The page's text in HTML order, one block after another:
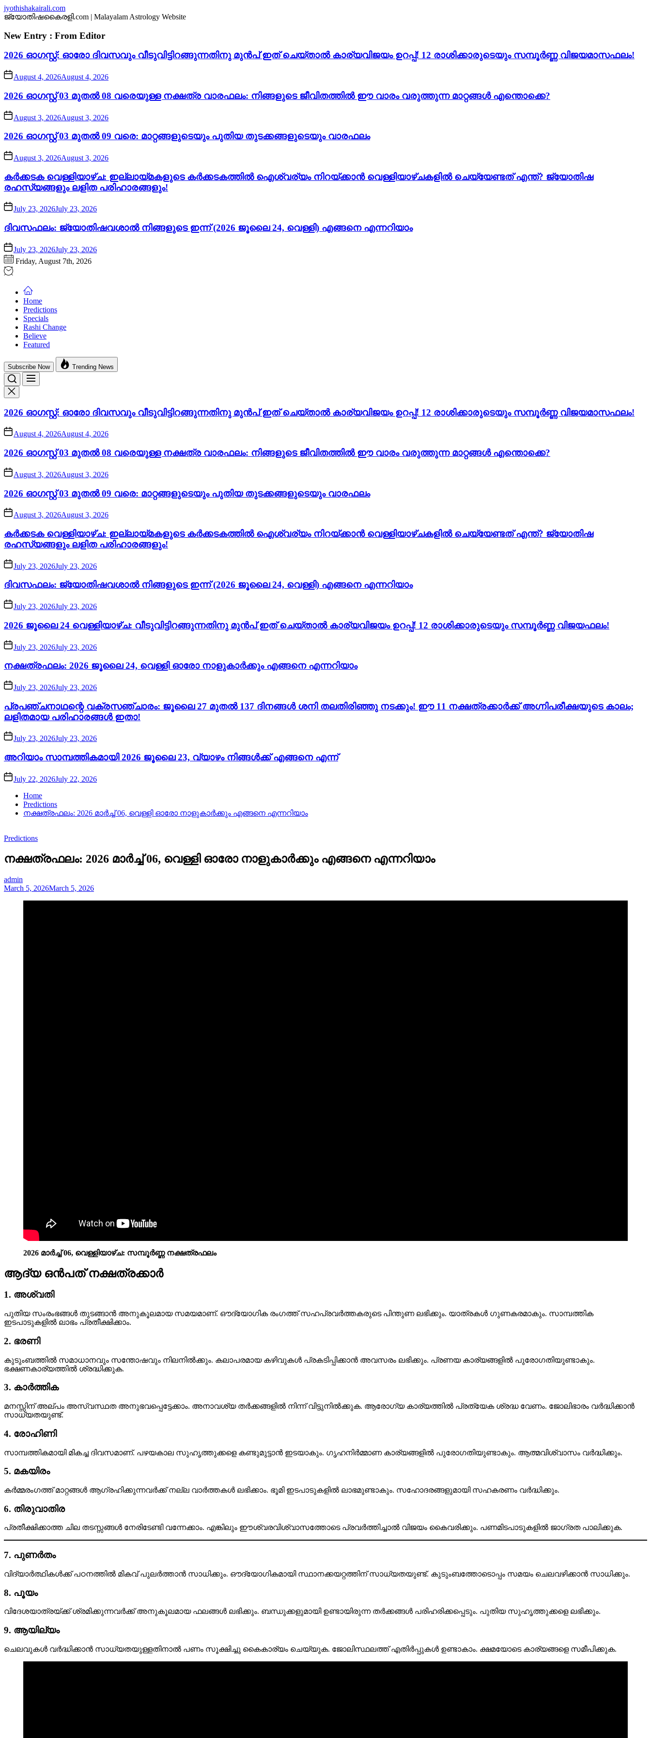
Skip
to
content
jyothishakairali.com
ജ്യോതിഷകൈരളി.com | Malayalam Astrology Website
New Entry : From Editor
2026 ഓഗസ്റ്റ്: ഓരോ ദിവസവും വീടുവിട്ടിറങ്ങുന്നതിനു മുൻപ് ഇത് ചെയ്താൽ കാര്യവിജയം ഉറപ്പ്! 12 രാശിക്കാരുടെയും സമ്പൂർണ്ണ വിജയമാസഫലം!
August 4, 2026August 4, 2026
2026 ഓഗസ്റ്റ് 03 മുതൽ 08 വരെയുള്ള നക്ഷത്ര വാരഫലം: നിങ്ങളുടെ ജീവിതത്തിൽ ഈ വാരം വരുത്തുന്ന മാറ്റങ്ങൾ എന്തൊക്കെ?
August 3, 2026August 3, 2026
2026 ഓഗസ്റ്റ് 03 മുതൽ 09 വരെ: മാറ്റങ്ങളുടെയും പുതിയ തുടക്കങ്ങളുടെയും വാരഫലം
August 3, 2026August 3, 2026
കർക്കടക വെള്ളിയാഴ്ച: ഇല്ലായ്മകളുടെ കർക്കടകത്തിൽ ഐശ്വര്യം നിറയ്ക്കാൻ വെള്ളിയാഴ്ചകളിൽ ചെയ്യേണ്ടത് എന്ത്? ജ്യോതിഷ
രഹസ്യങ്ങളും ലളിത പരിഹാരങ്ങളും!
July 23, 2026July 23, 2026
ദിവസഫലം: ജ്യോതിഷവശാൽ നിങ്ങളുടെ ഇന്ന്‌ (2026 ജൂലൈ 24, വെള്ളി) എങ്ങനെ എന്നറിയാം
July 23, 2026July 23, 2026
Friday, August 7th, 2026
Home
Predictions
Specials
Rashi Change
Believe
Featured
Subscribe Now Trending News
2026 ഓഗസ്റ്റ്: ഓരോ ദിവസവും വീടുവിട്ടിറങ്ങുന്നതിനു മുൻപ് ഇത് ചെയ്താൽ കാര്യവിജയം ഉറപ്പ്! 12 രാശിക്കാരുടെയും സമ്പൂർണ്ണ വിജയമാസഫലം!
August 4, 2026August 4, 2026
2026 ഓഗസ്റ്റ് 03 മുതൽ 08 വരെയുള്ള നക്ഷത്ര വാരഫലം: നിങ്ങളുടെ ജീവിതത്തിൽ ഈ വാരം വരുത്തുന്ന മാറ്റങ്ങൾ എന്തൊക്കെ?
August 3, 2026August 3, 2026
2026 ഓഗസ്റ്റ് 03 മുതൽ 09 വരെ: മാറ്റങ്ങളുടെയും പുതിയ തുടക്കങ്ങളുടെയും വാരഫലം
August 3, 2026August 3, 2026
കർക്കടക വെള്ളിയാഴ്ച: ഇല്ലായ്മകളുടെ കർക്കടകത്തിൽ ഐശ്വര്യം നിറയ്ക്കാൻ വെള്ളിയാഴ്ചകളിൽ ചെയ്യേണ്ടത് എന്ത്? ജ്യോതിഷ
രഹസ്യങ്ങളും ലളിത പരിഹാരങ്ങളും!
July 23, 2026July 23, 2026
ദിവസഫലം: ജ്യോതിഷവശാൽ നിങ്ങളുടെ ഇന്ന്‌ (2026 ജൂലൈ 24, വെള്ളി) എങ്ങനെ എന്നറിയാം
July 23, 2026July 23, 2026
2026 ജൂലൈ 24 വെള്ളിയാഴ്ച: വീടുവിട്ടിറങ്ങുന്നതിനു മുൻപ് ഇത് ചെയ്താൽ കാര്യവിജയം ഉറപ്പ്! 12 രാശിക്കാരുടെയും സമ്പൂർണ്ണ വിജയഫലം!
July 23, 2026July 23, 2026
നക്ഷത്രഫലം: 2026 ജൂലൈ 24, വെള്ളി ഓരോ നാളുകാർക്കും എങ്ങനെ എന്നറിയാം
July 23, 2026July 23, 2026
പ്രപഞ്ചനാഥന്റെ വക്രസഞ്ചാരം: ജൂലൈ 27 മുതൽ 137 ദിനങ്ങൾ ശനി തലതിരിഞ്ഞു നടക്കും! ഈ 11 നക്ഷത്രക്കാർക്ക് അഗ്നിപരീക്ഷയുടെ കാലം;
ലളിതമായ പരിഹാരങ്ങൾ ഇതാ!
July 23, 2026July 23, 2026
അറിയാം സാമ്പത്തികമായി 2026 ജൂലൈ 23, വ്യാഴം നിങ്ങൾക്ക് എങ്ങനെ എന്ന്
July 22, 2026July 22, 2026
Home
Predictions
നക്ഷത്രഫലം: 2026 മാർച്ച് 06, വെള്ളി ഓരോ നാളുകാർക്കും എങ്ങനെ എന്നറിയാം
Predictions
നക്ഷത്രഫലം: 2026 മാർച്ച് 06, വെള്ളി ഓരോ നാളുകാർക്കും എങ്ങനെ എന്നറിയാം
admin
March 5, 2026March 5, 2026
2026 മാർച്ച് 06, വെള്ളിയാഴ്‌ച: സമ്പൂർണ്ണ നക്ഷത്രഫലം
ആദ്യ ഒൻപത് നക്ഷത്രക്കാർ
1. അശ്വതി
പുതിയ സംരംഭങ്ങൾ തുടങ്ങാൻ അനുകൂലമായ സമയമാണ്. ഔദ്യോഗിക രംഗത്ത് സഹപ്രവർത്തകരുടെ പിന്തുണ ലഭിക്കും. യാത്രകൾ ഗുണകരമാകും. സാമ്പത്തിക
ഇടപാടുകളിൽ ലാഭം പ്രതീക്ഷിക്കാം.
2. ഭരണി
കുടുംബത്തിൽ സമാധാനവും സന്തോഷവും നിലനിൽക്കും. കലാപരമായ കഴിവുകൾ പ്രകടിപ്പിക്കാൻ അവസരം ലഭിക്കും. പ്രണയ കാര്യങ്ങളിൽ പുരോഗതിയുണ്ടാകും.
ഭക്ഷണകാര്യത്തിൽ ശ്രദ്ധിക്കുക.
3. കാർത്തിക
മനസ്സിന് അല്പം അസ്വസ്ഥത അനുഭവപ്പെട്ടേക്കാം. അനാവശ്യ തർക്കങ്ങളിൽ നിന്ന് വിട്ടുനിൽക്കുക. ആരോഗ്യ കാര്യത്തിൽ പ്രത്യേക ശ്രദ്ധ വേണം. ജോലിഭാരം വർദ്ധിക്കാൻ
സാധ്യതയുണ്ട്.
4. രോഹിണി
സാമ്പത്തികമായി മികച്ച ദിവസമാണ്. പഴയകാല സുഹൃത്തുക്കളെ കണ്ടുമുട്ടാൻ ഇടയാകും. ഗൃഹനിർമ്മാണ കാര്യങ്ങളിൽ പുരോഗതിയുണ്ടാകും. ആത്മവിശ്വാസം വർദ്ധിക്കും.
5. മകയിരം
കർമ്മരംഗത്ത് മാറ്റങ്ങൾ ആഗ്രഹിക്കുന്നവർക്ക് നല്ല വാർത്തകൾ ലഭിക്കാം. ഭൂമി ഇടപാടുകളിൽ ലാഭമുണ്ടാകും. സഹോദരങ്ങളുമായി സഹകരണം വർദ്ധിക്കും.
6. തിരുവാതിര
പ്രതീക്ഷിക്കാത്ത ചില തടസ്സങ്ങൾ നേരിടേണ്ടി വന്നേക്കാം. എങ്കിലും ഈശ്വരവിശ്വാസത്തോടെ പ്രവർത്തിച്ചാൽ വിജയം കൈവരിക്കും. പണമിടപാടുകളിൽ ജാഗ്രത പാലിക്കുക.
7. പുണർതം
വിദ്യാർത്ഥികൾക്ക് പഠനത്തിൽ മികവ് പുലർത്താൻ സാധിക്കും. ഔദ്യോഗികമായി സ്ഥാനക്കയറ്റത്തിന് സാധ്യതയുണ്ട്. കുടുംബത്തോടൊപ്പം സമയം ചെലവഴിക്കാൻ സാധിക്കും.
8. പൂയം
വിദേശയാത്രയ്ക്ക് ശ്രമിക്കുന്നവർക്ക് അനുകൂലമായ ഫലങ്ങൾ ലഭിക്കും. ബന്ധുക്കളുമായി ഉണ്ടായിരുന്ന തർക്കങ്ങൾ പരിഹരിക്കപ്പെടും. പുതിയ സുഹൃത്തുക്കളെ ലഭിക്കും.
9. ആയില്യം
ചെലവുകൾ വർദ്ധിക്കാൻ സാധ്യതയുള്ളതിനാൽ പണം സൂക്ഷിച്ചു കൈകാര്യം ചെയ്യുക. ജോലിസ്ഥലത്ത് എതിർപ്പുകൾ ഉണ്ടാകാം. ക്ഷമയോടെ കാര്യങ്ങളെ സമീപിക്കുക.